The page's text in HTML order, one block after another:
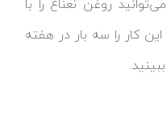
روغن نعناع را با
کار را سه بار در هفته